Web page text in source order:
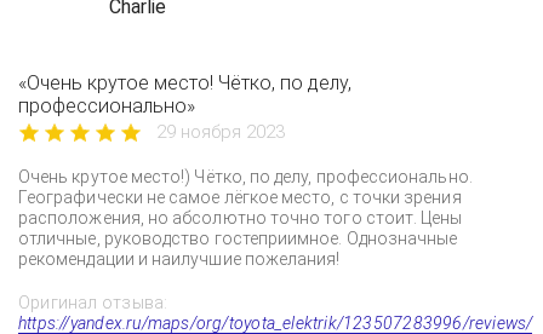
Charlie
«Очень крутое место! Чётко, по делу,
профессионально»
29 ноября 2023
Очень крутое место!) Чётко, по делу, профессионально.
Географически не самое лёгкое место, с точки зрения
расположения, но абсолютно точно того стоит. Цены
отличные, руководство гостеприимное. Однозначные
рекомендации и наилучшие пожелания!
Оригинал отзыва:
https://yandex.ru/maps/org/toyota_elektrik/123507283996/reviews/